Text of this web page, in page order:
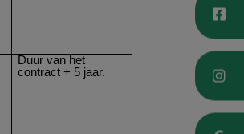
Duur van het
contract + 5 jaar.